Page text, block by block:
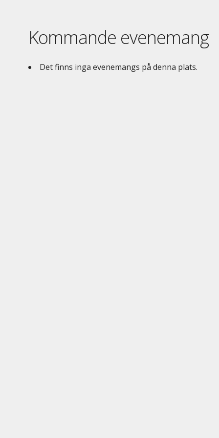
Kommande evenemang
Det finns inga evenemangs på denna plats.